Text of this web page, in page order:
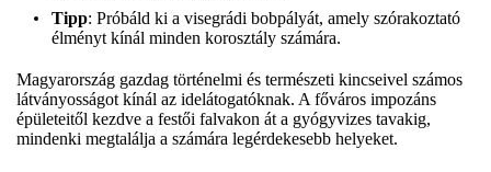
Tipp: Próbáld ki a visegrádi bobpályát, amely szórakoztató
élményt kínál minden korosztály számára.
Magyarország gazdag történelmi és természeti kincseivel számos
látványosságot kínál az idelátogatóknak. A főváros impozáns
épületeitől kezdve a festői falvakon át a gyógyvizes tavakig,
mindenki megtalálja a számára legérdekesebb helyeket.